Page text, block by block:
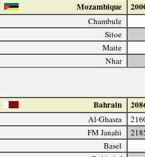
Mozambique
Chambule
Sitoe
Maite
Nhar
Bahrain
Al-Ghasra
FM Janahi
Basel